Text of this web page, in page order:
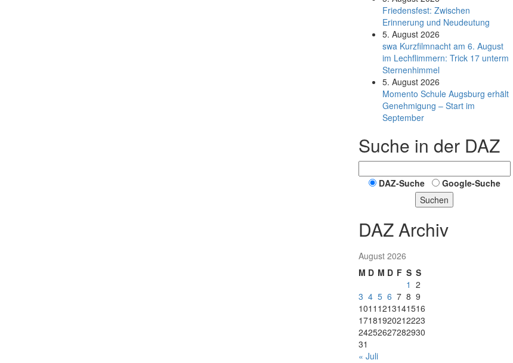
Friedensfest: Zwischen
Erinnerung und Neudeutung
5. August 2026
swa Kurz­film­nacht am 6. August
im Lech­flim­mern: Trick 17 unterm
Sternen­himmel
5. August 2026
Momento Schule Augsburg erhält
Genehmigung – Start im
September
Suche in der DAZ
DAZ-Suche
Google-Suche
Suchen
DAZ Archiv
August 2026
M D M D F S S
1 2
3 4 5 6 7 8 9
1011 1213141516
17181920212223
24252627282930
31
« Juli